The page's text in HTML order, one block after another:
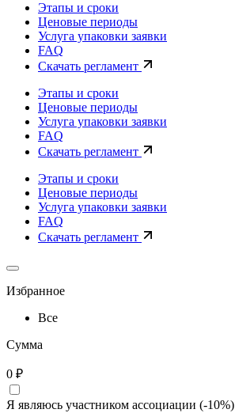
Этапы и сроки
Ценовые периоды
Услуга упаковки заявки
FAQ
Скачать регламент
Этапы и сроки
Ценовые периоды
Услуга упаковки заявки
FAQ
Скачать регламент
Этапы и сроки
Ценовые периоды
Услуга упаковки заявки
FAQ
Скачать регламент
Избранное
Все
Сумма
0 ₽
Я являюсь участником ассоциации (-10%)